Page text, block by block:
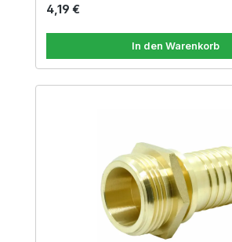
Regulärer Preis:
4,19 €
In den Warenkorb